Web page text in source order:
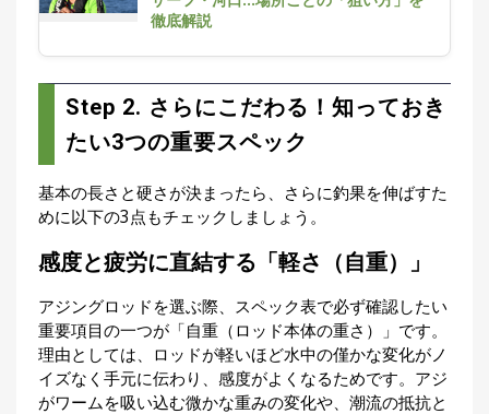
徹底解説
Step 2. さらにこだわる！知っておき
たい3つの重要スペック
基本の長さと硬さが決まったら、さらに釣果を伸ばすた
めに以下の3点もチェックしましょう。
感度と疲労に直結する「軽さ（自重）」
アジングロッドを選ぶ際、スペック表で必ず確認したい
重要項目の一つが「自重（ロッド本体の重さ）」です。
理由としては、ロッドが軽いほど水中の僅かな変化がノ
イズなく手元に伝わり、感度がよくなるためです。アジ
がワームを吸い込む微かな重みの変化や、潮流の抵抗と